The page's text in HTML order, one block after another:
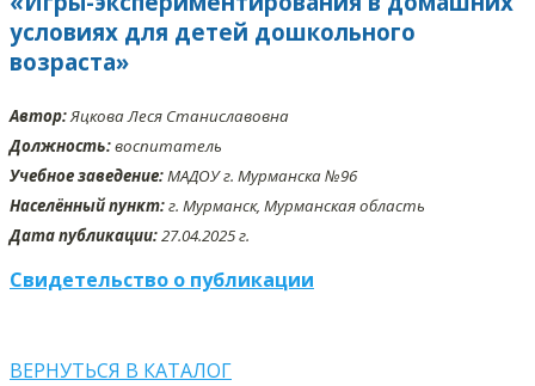
условиях для детей дошкольного
возраста»
Автор:Яцкова Леся Станиславовна
Должность:воспитатель
Учебное заведение:МАДОУ г. Мурманска №96
Населённый пункт:г. Мурманск, Мурманская область
Дата публикации:27.04.2025 г.
Свидетельство о публикации
ВЕРНУТЬСЯ В КАТАЛОГ